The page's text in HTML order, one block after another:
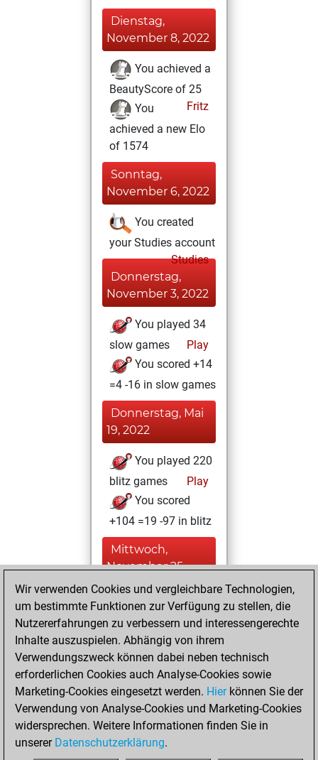
Dienstag,
November 8, 2022
You achieved a
BeautyScore of 25
Fritz
You
achieved a new Elo
of 1574
Sonntag,
November 6, 2022
You created
your Studies account
Studies
Donnerstag,
November 3, 2022
You played 34
slow games
Play
You scored +14
=4 -16 in slow games
Donnerstag, Mai
19, 2022
You played 220
blitz games
Play
You scored
+104 =19 -97 in blitz
Mittwoch,
November 25,
2020
You created
your Fritz account
Fritz
Mittwoch,
Februar 29, 2012
You played 53
bullet games
Play
You scored +11
Wir verwenden Cookies und vergleichbare Technologien,
um bestimmte Funktionen zur Verfügung zu stellen, die
Nutzererfahrungen zu verbessern und interessengerechte
Inhalte auszuspielen. Abhängig von ihrem
Verwendungszweck können dabei neben technisch
erforderlichen Cookies auch Analyse-Cookies sowie
Marketing-Cookies eingesetzt werden. Hierkönnen Sie der
Verwendung von Analyse-Cookies und Marketing-Cookies
widersprechen. Weitere Informationen finden Sie in
unserer Datenschutzerklärung.